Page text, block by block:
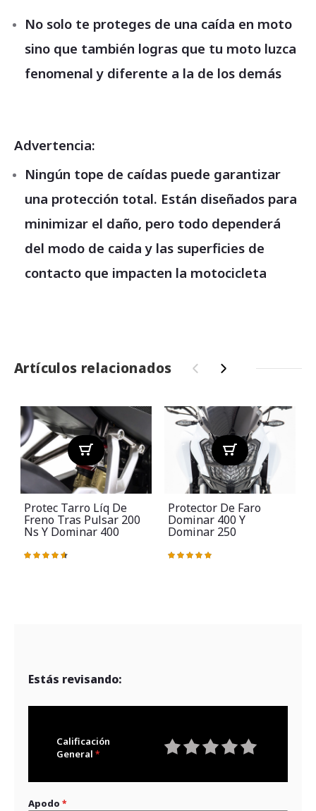
No solo te proteges de una caída en moto
sino que también logras que tu moto luzca
fenomenal y diferente a la de los demás
Advertencia:
Ningún tope de caídas puede garantizar
una protección total. Están diseñados para
minimizar el daño, pero todo dependerá
del modo de caida y las superficies de
contacto que impacten la motocicleta
Artículos relacionados ‹ ›
Protec Tarro Líq De
Freno Tras Pulsar 200
Ns Y Dominar 400
Valoración:
Protector De Faro
Dominar 400 Y
Dominar 250
Valoración:
Estás revisando:
Calificación
General
Apodo